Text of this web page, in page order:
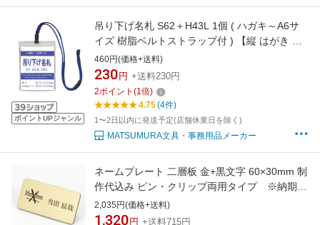
ポイントUPジャンル
吊り下げ名札 S62＋H43L 1個 ( ハガキ～A6サ
イズ 樹脂ベルトストラップ付 ) 【縦 はがき 名
札 社員証 名札ケース idケース ケース ネームホ
ルダー 名札ホルダー 首かけ 紐 ストラップ オフ
ィス ビジネス イベント 子供 学生 入学 学校 入
社 展示会 同窓会 メール便】
460円(価格+送料)
230 円 +送料230円
2ポイント (1倍)
4.75(4件)
1〜2日以内に発送予定(店舗休業日を除く)
MATSUMURA文具・事務用品メーカー
ネームプレート 二層板 金+黒文字 60×30mm 制
作代込み ピン・クリップ両用タイプ ※納期校
了後約7日※メールでのやり取りが必要です
2,035円(価格+送料)
1,320 円 +送料715円